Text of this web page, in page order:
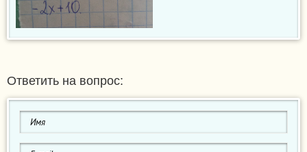
Ответить на вопрос: